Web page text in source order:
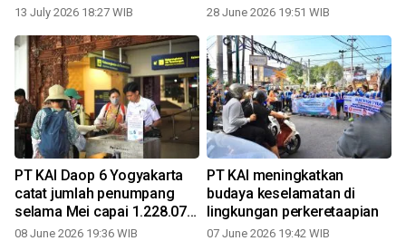
13 July 2026 18:27 WIB 28 June 2026 19:51 WIB
PT KAI Daop 6 Yogyakarta
catat jumlah penumpang
selama Mei capai 1.228.076
orang
08 June 2026 19:36 WIB
PT KAI meningkatkan
budaya keselamatan di
lingkungan perkeretaapian
07 June 2026 19:42 WIB